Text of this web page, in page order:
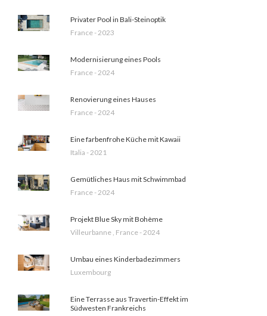
Privater Pool in Bali-Steinoptik
France - 2023
Modernisierung eines Pools
France - 2024
Renovierung eines Hauses
France - 2024
Eine farbenfrohe Küche mit Kawaii
Italia - 2021
Gemütliches Haus mit Schwimmbad
France - 2024
Projekt Blue Sky mit Bohème
Villeurbanne , France - 2024
Umbau eines Kinderbadezimmers
Luxembourg
Eine Terrasse aus Travertin-Effekt im
Südwesten Frankreichs